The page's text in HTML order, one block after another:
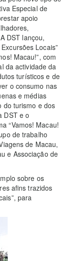
Especial de
apoio
DST lançou,
Locais”
Macau!”, com
da actividade da
turísticos e de
o consumo nas
e médias
do turismo e dos
DST e o
“Vamos! Macau!
de trabalho
de Macau,
e Associação de
sobre os
afins trazidos
para